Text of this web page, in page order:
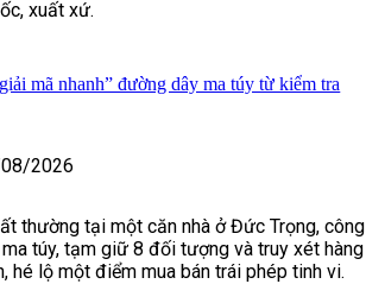
xuất xứ.
mã nhanh” đường dây ma túy từ kiểm tra
2026
thường tại một căn nhà ở Đức Trọng, công
túy, tạm giữ 8 đối tượng và truy xét hàng
hé lộ một điểm mua bán trái phép tinh vi.